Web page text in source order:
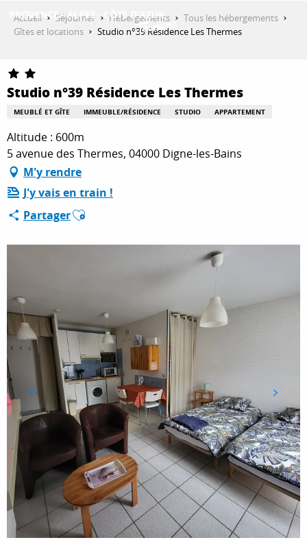
DÉCOUVRIR
QUE FAIRE ?
SÉJOURNER
ESPACE PRO
Accueil Séjourner Hébergements
Tous les hébergements
Gîtes et locations
Studio n°39 Résidence Les Thermes
Studio n°39 Résidence Les Thermes
MEUBLÉ ET GÎTE IMMEUBLE/RÉSIDENCE STUDIO APPARTEMENT
Altitude : 600m
5 avenue des Thermes, 04000 Digne-les-Bains
M'y rendre
J'y vais en train !
PartagerAjouter aux favoris